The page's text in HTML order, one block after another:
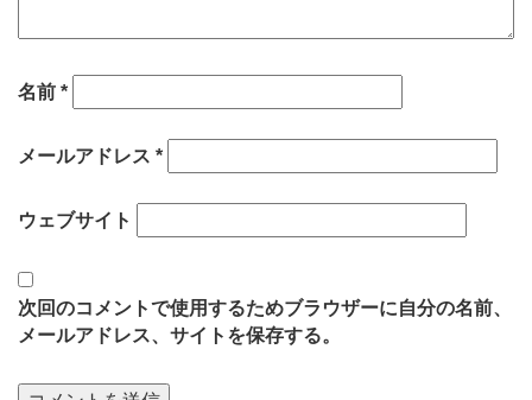
名前 *
メールアドレス *
ウェブサイト
次回のコメントで使用するためブラウザーに自分の名前、
メールアドレス、サイトを保存する。